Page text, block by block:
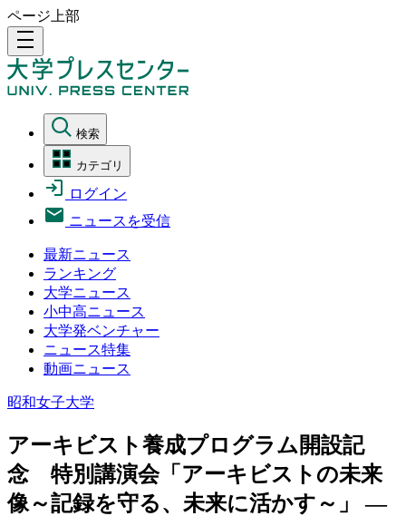
ページ上部
density_medium
検索
カテゴリ
ログイン
ニュースを受信
最新ニュース
ランキング
大学ニュース
小中高ニュース
大学発ベンチャー
ニュース特集
動画ニュース
昭和女子大学
アーキビスト養成プログラム開設記
念 特別講演会「アーキビストの未来
像～記録を守る、未来に活かす～」 —